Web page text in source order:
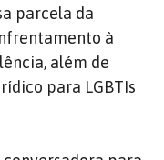
parcela da
à
além de
para LGBTIs